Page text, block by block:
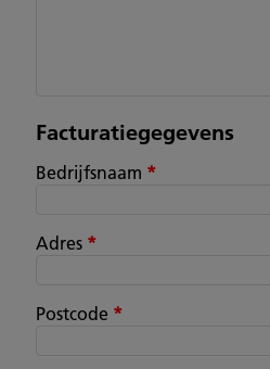
Facturatiegegevens
Bedrijfsnaam *
Adres *
Postcode *